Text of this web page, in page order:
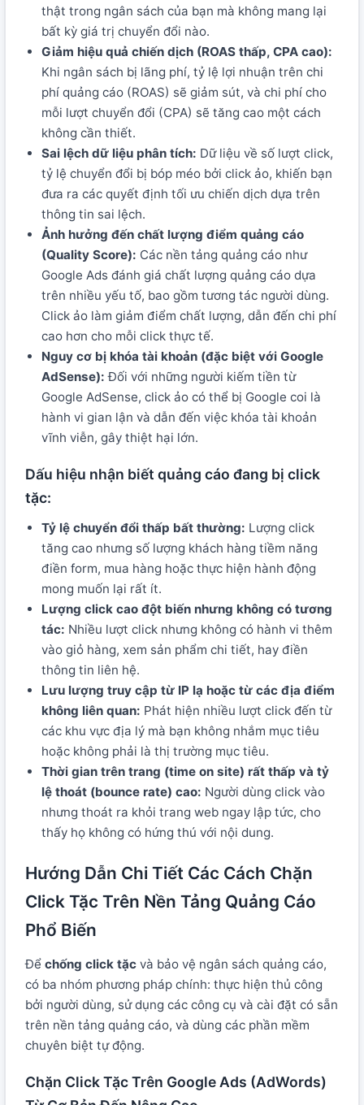
thật trong ngân sách của bạn mà không mang lại
bất kỳ giá trị chuyển đổi nào.
Giảm hiệu quả chiến dịch (ROAS thấp, CPA cao):
Khi ngân sách bị lãng phí, tỷ lệ lợi nhuận trên chi
phí quảng cáo (ROAS) sẽ giảm sút, và chi phí cho
mỗi lượt chuyển đổi (CPA) sẽ tăng cao một cách
không cần thiết.
Sai lệch dữ liệu phân tích: Dữ liệu về số lượt click,
tỷ lệ chuyển đổi bị bóp méo bởi click ảo, khiến bạn
đưa ra các quyết định tối ưu chiến dịch dựa trên
thông tin sai lệch.
Ảnh hưởng đến chất lượng điểm quảng cáo
(Quality Score): Các nền tảng quảng cáo như
Google Ads đánh giá chất lượng quảng cáo dựa
trên nhiều yếu tố, bao gồm tương tác người dùng.
Click ảo làm giảm điểm chất lượng, dẫn đến chi phí
cao hơn cho mỗi click thực tế.
Nguy cơ bị khóa tài khoản (đặc biệt với Google
AdSense): Đối với những người kiếm tiền từ
Google AdSense, click ảo có thể bị Google coi là
hành vi gian lận và dẫn đến việc khóa tài khoản
vĩnh viễn, gây thiệt hại lớn.
Dấu hiệu nhận biết quảng cáo đang bị click
tặc:
Tỷ lệ chuyển đổi thấp bất thường: Lượng click
tăng cao nhưng số lượng khách hàng tiềm năng
điền form, mua hàng hoặc thực hiện hành động
mong muốn lại rất ít.
Lượng click cao đột biến nhưng không có tương
tác: Nhiều lượt click nhưng không có hành vi thêm
vào giỏ hàng, xem sản phẩm chi tiết, hay điền
thông tin liên hệ.
Lưu lượng truy cập từ IP lạ hoặc từ các địa điểm
không liên quan: Phát hiện nhiều lượt click đến từ
các khu vực địa lý mà bạn không nhắm mục tiêu
hoặc không phải là thị trường mục tiêu.
Thời gian trên trang (time on site) rất thấp và tỷ
lệ thoát (bounce rate) cao: Người dùng click vào
nhưng thoát ra khỏi trang web ngay lập tức, cho
thấy họ không có hứng thú với nội dung.
Hướng Dẫn Chi Tiết Các Cách Chặn
Click Tặc Trên Nền Tảng Quảng Cáo
Phổ Biến
Để chống click tặc và bảo vệ ngân sách quảng cáo,
có ba nhóm phương pháp chính: thực hiện thủ công
bởi người dùng, sử dụng các công cụ và cài đặt có sẵn
trên nền tảng quảng cáo, và dùng các phần mềm
chuyên biệt tự động.
Chặn Click Tặc Trên Google Ads (AdWords)